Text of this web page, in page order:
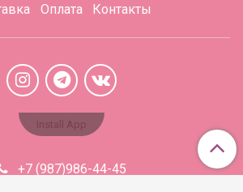
Оплата Контакты
+7 (987)986-44-45
Install App